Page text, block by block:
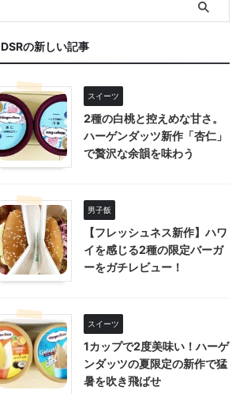
DSRの新しい記事
スイーツ
2種の白桃と控えめな甘さ。
ハーゲンダッツ新作「杏仁」
で贅沢な余韻を味わう
男子飯
【フレッシュネス新作】ハワ
イを感じる2種の限定バーガ
ーをガチレビュー！
スイーツ
1カップで2度美味い！ハーゲ
ンダッツの夏限定の新作で猛
暑を吹き飛ばせ